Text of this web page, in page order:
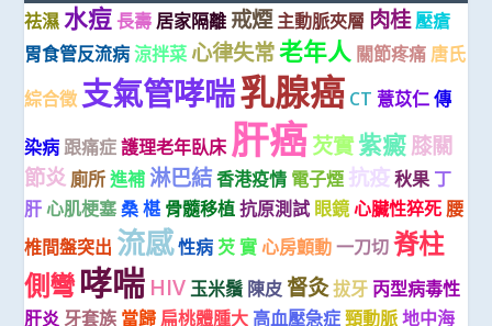
祛濕 水痘 長壽 居家隔離 戒煙 主動脈夾層 肉桂壓瘡
胃食管反流病 涼拌菜 心律失常老年人 關節疼痛 唐氏
綜合徵 支氣管哮喘乳腺癌 CT 薏苡仁 傳
染病 跟痛症 護理老年臥床 肝癌芡實紫癜膝關
節炎 廁所 進補 淋巴結 香港疫情 電子煙 抗疫 秋果 丁
肝 心肌梗塞 桑 椹 骨髓移植 抗原測試 眼鏡心臟性猝死 腰
椎間盤突出 流感性病 芡 實 心房顫動 一刀切 脊柱
側彎哮喘 HIV 玉米鬚 陳皮 督灸拔牙 丙型病毒性
肝炎 牙套族 當歸 扁桃體腫大 高血壓急症 頸動脈 地中海